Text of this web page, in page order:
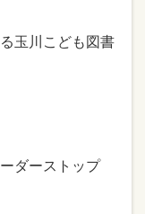
玉川こども図書
ーストップ